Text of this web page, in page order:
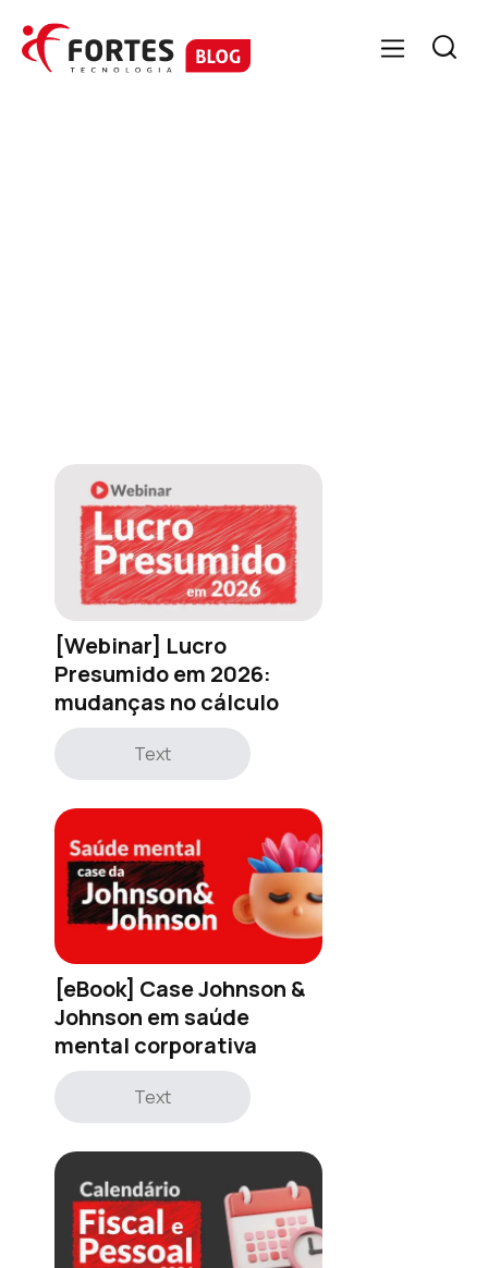

[Webinar] Lucro
Presumido em 2026:
mudanças no cálculo
Text
[eBook] Case Johnson &
Johnson em saúde
mental corporativa
Text